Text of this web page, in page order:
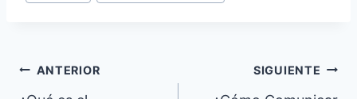
Navegación
ANTERIOR SIGUIENTE